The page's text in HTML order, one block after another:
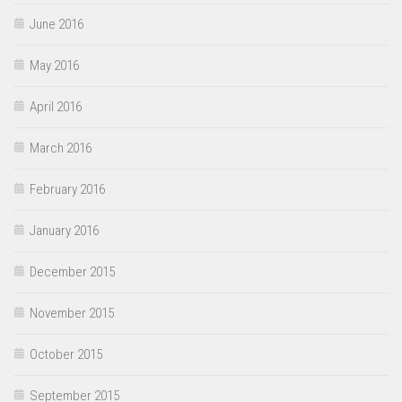
June 2016
May 2016
April 2016
March 2016
February 2016
January 2016
December 2015
November 2015
October 2015
September 2015